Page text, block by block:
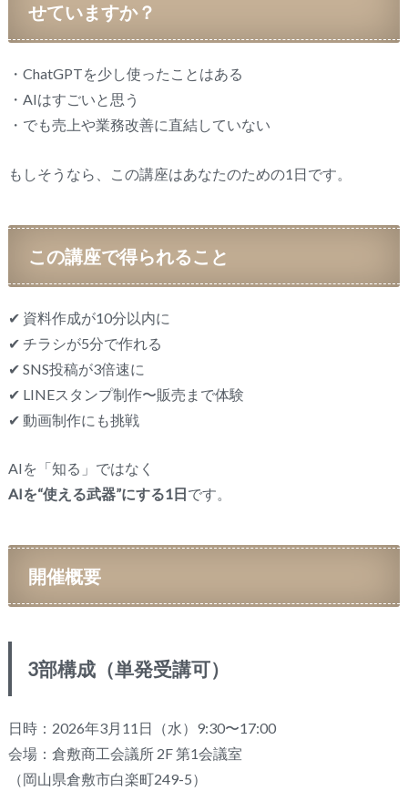
せていますか？
・ChatGPTを少し使ったことはある
・AIはすごいと思う
・でも売上や業務改善に直結していない
もしそうなら、この講座はあなたのための1日です。
この講座で得られること
✔ 資料作成が10分以内に
✔ チラシが5分で作れる
✔ SNS投稿が3倍速に
✔ LINEスタンプ制作〜販売まで体験
✔ 動画制作にも挑戦
AIを「知る」ではなく
AIを“使える武器”にする1日 です。
開催概要
3部構成（単発受講可）
日時：2026年3月11日（水）9:30〜17:00
会場：倉敷商工会議所 2F 第1会議室
（岡山県倉敷市白楽町249-5）